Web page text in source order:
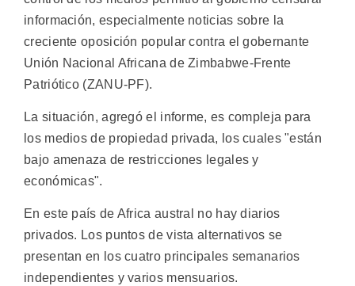
información, especialmente noticias sobre la
creciente oposición popular contra el gobernante
Unión Nacional Africana de Zimbabwe-Frente
Patriótico (ZANU-PF).
La situación, agregó el informe, es compleja para
los medios de propiedad privada, los cuales "están
bajo amenaza de restricciones legales y
económicas".
En este país de Africa austral no hay diarios
privados. Los puntos de vista alternativos se
presentan en los cuatro principales semanarios
independientes y varios mensuarios.